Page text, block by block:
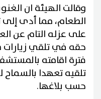
وقالت الهيئة ان
الطعام، مما أدى إلى
على عزله التام عن
حقه في تلقي زيارات
فترة اقامته
تلقيه تعهدا بالسماح
حسب بلاغها.